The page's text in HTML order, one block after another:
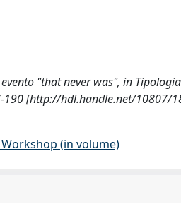
"that never was", in
190 [http://hdl.handle.net/10807/
(in volume)